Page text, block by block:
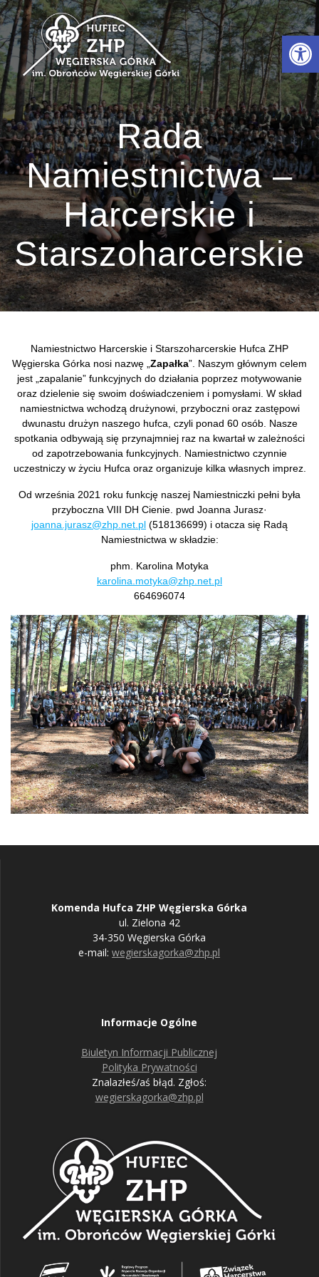
Przejdź
do
treści
Rada
Namiestnictwa –
Harcerskie i
Starszoharcerskie
Namiestnictwo Harcerskie i Starszoharcerskie Hufca ZHP
Węgierska Górka nosi nazwę „ Zapałka”. Naszym głównym celem
jest „zapalanie” funkcyjnych do działania poprzez motywowanie
oraz dzielenie się swoim doświadczeniem i pomysłami. W skład
namiestnictwa wchodzą drużynowi, przyboczni oraz zastępowi
dwunastu drużyn naszego hufca, czyli ponad 60 osób. Nasze
spotkania odbywają się przynajmniej raz na kwartał w zależności
od zapotrzebowania funkcyjnych. Namiestnictwo czynnie
uczestniczy w życiu Hufca oraz organizuje kilka własnych imprez.
Od września 2021 roku funkcję naszej Namiestniczki pełni była
przyboczna VIII DH Cienie. pwd Joanna Jurasz·
joanna.jurasz@zhp.net.pl (518136699) i otacza się Radą
Namiestnictwa w składzie:
phm. Karolina Motyka
karolina.motyka@zhp.net.pl
664696074
Komenda Hufca ZHP Węgierska Górka
ul. Zielona 42
34-350 Węgierska Górka
e-mail: wegierskagorka@zhp.pl
Informacje Ogólne
Biuletyn Informacji Publicznej
Polityka Prywatności
Znalazłeś/aś błąd. Zgłoś:
wegierskagorka@zhp.pl